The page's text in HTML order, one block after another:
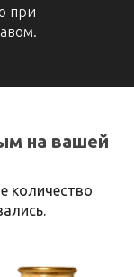
при
на вашей
количество